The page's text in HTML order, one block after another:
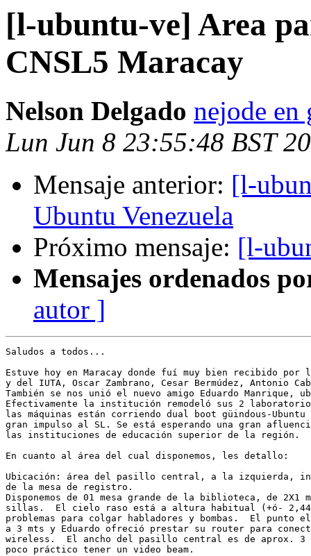
[l-ubuntu-ve] Area
CNSL5 Maracay
Nelson Delgado nejode en
Lun Jun 8 23:55:48 BST
Mensaje anterior: [l-
Ubuntu Venezuela
Próximo mensaje: [l-
Mensajes ordenados
autor ]
Saludos a todos...
Estuve hoy en Maracay donde fuí muy bien recibido por los
y del IUTA, Oscar Zambrano, Cesar Bermúdez, Antonio
También se nos unió el nuevo amigo Eduardo Manrique,
Efectivamente la institución remodeló sus 2
las máquinas están corriendo dual boot güindous-
gran impulso al SL. Se está esperando una gran
las instituciones de educación superior de la región.
En cuanto al área del cual disponemos, les detallo:
Ubicación: área del pasillo central, a la izquierda,
de la mesa de registro.
Disponemos de 01 mesa grande de la biblioteca, de 2X1
sillas.  El cielo raso está a altura habitual (+ó- 2,44
problemas para colgar habladores y bombas.  El punto
a 3 mts y Eduardo ofreció prestar su router para
wireless.  El ancho del pasillo central es de aprox. 3
poco práctico tener un video beam.